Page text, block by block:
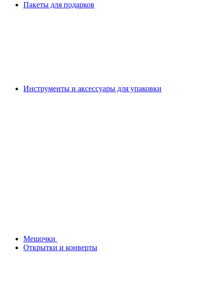
Пакеты для подарков
Инструменты и аксессуары для упаковки
Мешочки
Открытки и конверты